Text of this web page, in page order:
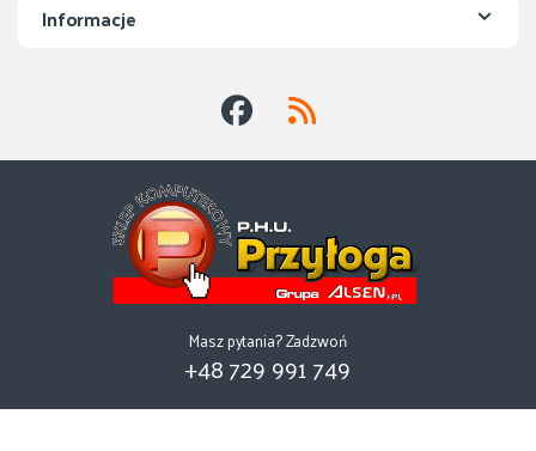
Informacje
Masz pytania? Zadzwoń
+48 729 991 749